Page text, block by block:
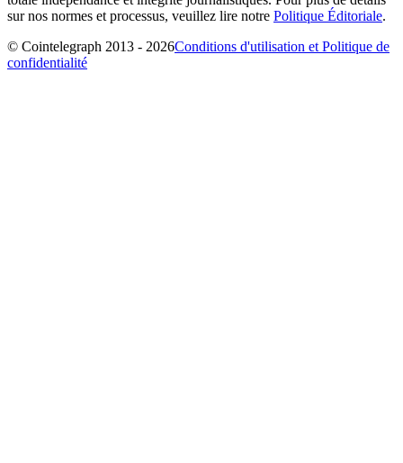
sur nos normes et processus, veuillez lire notre Politique Éditoriale.
© Cointelegraph 2013 - 2026Conditions d'utilisation et Politique de
confidentialité